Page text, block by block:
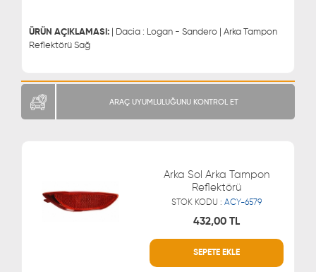
ÜRÜN AÇIKLAMASI: | Dacia : Logan - Sandero | Arka Tampon
Reflektörü Sağ
ARAÇ UYUMLULUĞUNU KONTROL ET
Arka Sol Arka Tampon
Reflektörü
STOK KODU : ACY-6579
432,00 TL
SEPETE EKLE
MÜŞTERİ HİZMETLERİ